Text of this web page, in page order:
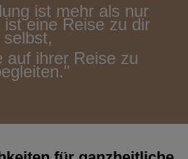
ist mehr als nur
eine Reise zu dir
selbst,
auf ihrer Reise zu